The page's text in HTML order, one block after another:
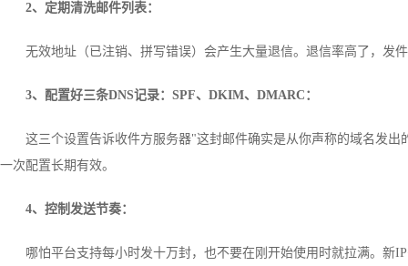
2、 定期清洗邮件列表：
无效地址（已注销、拼写错误）会产生大量退信。退信率高了，发
3、 配置好三条DNS记录：SPF、DKIM、DMARC：
这三个设置告诉收件方服务器"这封邮件确实是从你声称的域名发
一次配置长期有效。
4、控制发送节奏：
哪怕平台支持每小时发十万封，也不要在刚开始使用时就拉满。新